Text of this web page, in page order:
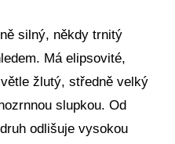
silný, někdy trnitý
Má elipsovité,
žlutý, středně velký
slupkou. Od
odlišuje vysokou